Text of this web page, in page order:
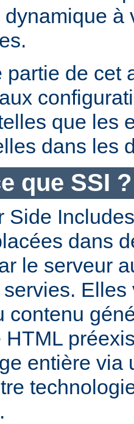
à
partie de cet
que les
dans les
que SSI ?
Side
dans
le serveur
contenu
HTML
entière via